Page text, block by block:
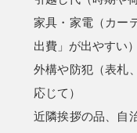
家具・家電（カー
出費」が出やすい）
外構や防犯（表札
応じて）
近隣挨拶の品、自